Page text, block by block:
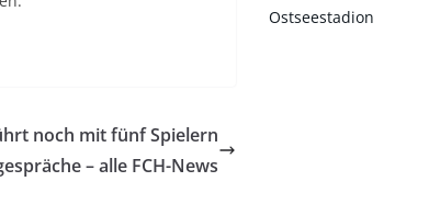
noch mit fünf Spielern
– alle FCH-News
Ostseestadion